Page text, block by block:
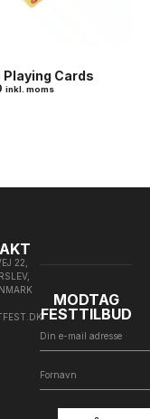
Playing Cards
inkl. moms
22,
MODTAG
FESTTILBUD